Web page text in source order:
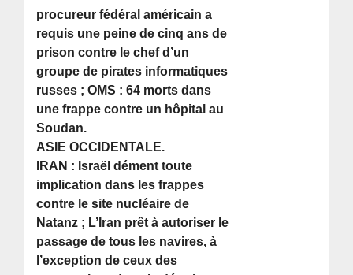
procureur fédéral américain a
requis une peine de cinq ans de
prison contre le chef d’un
groupe de pirates informatiques
russes ; OMS : 64 morts dans
une frappe contre un hôpital au
Soudan.
ASIE OCCIDENTALE.
IRAN : Israël dément toute
implication dans les frappes
contre le site nucléaire de
Natanz ; L’Iran prêt à autoriser le
passage de tous les navires, à
l’exception de ceux des